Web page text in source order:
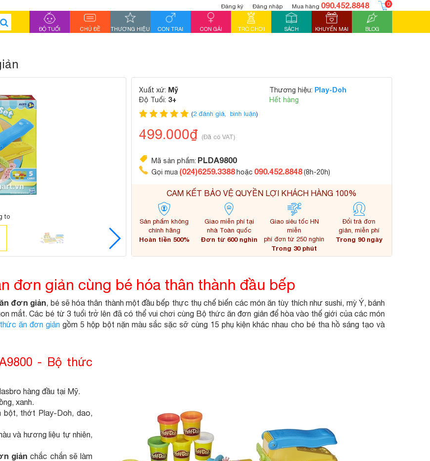
Đăng ký Đăng nhập Mua hàng 090.452.8848 0
ĐỘ TUỔI CHỦ ĐỀ THƯƠNG HIỆU CON TRAI CON GÁI TRÒ CHƠI SÁCH KHUYẾN MẠI BLOG
to
Xuất xứ: Mỹ
Độ Tuổi: 3+
Thương hiệu: Play-Doh
Hết hàng
(2 đánh giá, bình luận)
499.000₫ (Đã có VAT)
CAM KẾT BẢO VỆ QUYỀN LỢI KHÁCH HÀNG 100%
Sản phẩm không
chính hãng
Hoàn tiền 500%
Giao miễn phí tại
nhà Toàn quốc
Đơn từ 600 nghìn
Giao siêu tốc HN
miễn
phí đơn từ 250 nghìn
Trong 30 phút
Đổi trả đơn
giản, miễn phí
Trong 90 ngày
Mã sản phẩm: PLDA9800
Gọi mua (024)6259.3388 hoặc 090.452.8848(8h-20h)
đơn giản cùng bé hóa thân thành đầu bếp
đơn giản, bé sẽ hóa thân thành một đầu bếp thực thụ chế biến các món ăn tùy thích như sushi, mỳ Ý, bánh
mắt. Các bé từ 3 tuổi trở lên đã có thể vui chơi cùng Bộ thức ăn đơn giản để hòa vào thế giới của các món
ăn đơn giản gồm 5 hộp bột nặn màu sắc sặc sỡ cùng 15 phụ kiện khác nhau cho bé tha hồ sáng tạo và
- Bộ thức
hàng đầu tại Mỹ.
xanh.
bột, thớt Play-Doh, dao,
và hương liệu tự nhiên,
giản chắc chắn sẽ làm